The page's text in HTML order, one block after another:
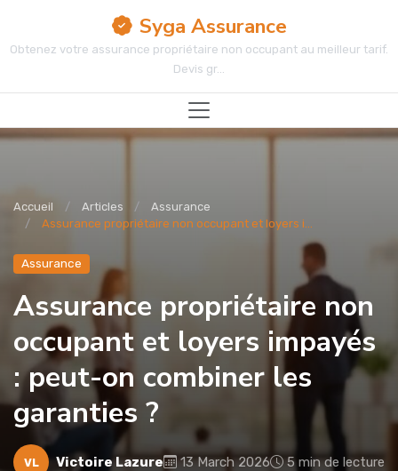
Syga Assurance
Obtenez votre assurance propriétaire non occupant au meilleur tarif.
Devis gr...
Accueil Articles
Assurance
Assurance propriétaire non occupant et loyers i...
Assurance
Assurance propriétaire non
occupant et loyers impayés
: peut-on combiner les
garanties ?
VL Victoire Lazure 13 March 2026 5 min de lecture